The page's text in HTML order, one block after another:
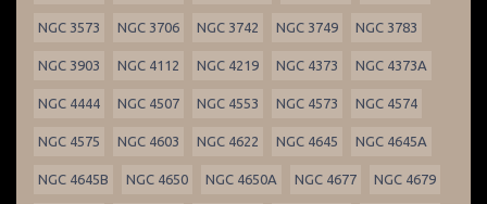
NGC 3573 NGC 3706 NGC 3742 NGC 3749 NGC 3783
NGC 3903 NGC 4112 NGC 4219 NGC 4373 NGC 4373A
NGC 4444 NGC 4507 NGC 4553 NGC 4573 NGC 4574
NGC 4575 NGC 4603 NGC 4622 NGC 4645 NGC 4645A
NGC 4645B NGC 4650 NGC 4650A NGC 4677 NGC 4679